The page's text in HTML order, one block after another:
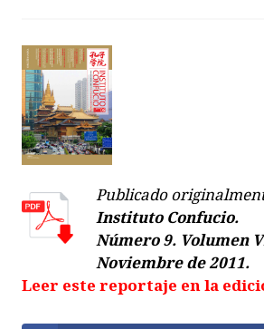
Publicado
Instituto Confucio.
Número 9. Volumen
Noviembre de 2011.
Leer este reportaje en la